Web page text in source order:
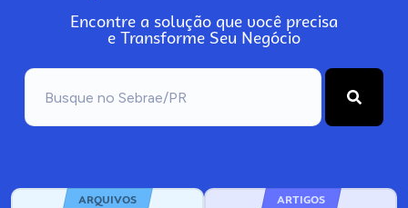
Encontre a solução que você precisa
e Transforme Seu Negócio
ARQUIVOS ARTIGOS